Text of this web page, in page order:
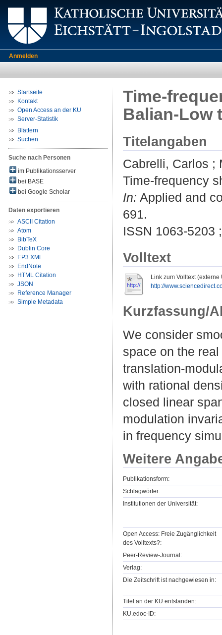
Anmelden
Startseite
Kontakt
Open Access an der KU
Server-Statistik
Blättern
Suchen
Suche nach Personen
im Publikationsserver
bei BASE
bei Google Scholar
Daten exportieren
ASCII Citation
Atom
BibTeX
Dublin Core
EP3 XML
EndNote
HTML Citation
JSON
Reference Manager
Simple Metadata
Time-
Balian-Low
Titelangaben
Cabrelli, Carlos ;
Time-frequency
In: Applied and
691.
ISSN 1063-5203
Volltext
Link zum Volltext (externe
http://
Kurzfassung/
We consider
space on the
translation-
with rational
closed linear
modulation
in frequency
Weitere
Publikationsform:
Schlagwörter:
Institutionen der Universität:
Open Access: Freie Zugänglichkeit
des Volltexts?:
Peer-Review-Journal:
Verlag:
Die Zeitschrift ist nachgewiesen in:
Titel an der KU entstanden:
KU.edoc-ID: